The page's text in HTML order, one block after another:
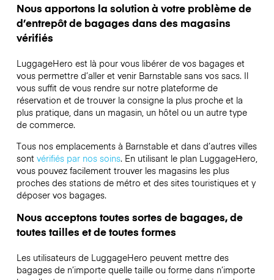
Nous apportons la solution à votre problème de
d’entrepôt de bagages dans des magasins
vérifiés
LuggageHero est là pour vous libérer de vos bagages et
vous permettre d’aller et venir Barnstable sans vos sacs. Il
vous suffit de vous rendre sur notre plateforme de
réservation et de trouver la consigne la plus proche et la
plus pratique, dans un magasin, un hôtel ou un autre type
de commerce.
Tous nos emplacements à Barnstable et dans d’autres villes
sont vérifiés par nos soins. En utilisant le plan LuggageHero,
vous pouvez facilement trouver les magasins les plus
proches des stations de métro et des sites touristiques et y
déposer vos bagages.
Nous acceptons toutes sortes de bagages, de
toutes tailles et de toutes formes
Les utilisateurs de LuggageHero peuvent mettre des
bagages de n’importe quelle taille ou forme dans n’importe